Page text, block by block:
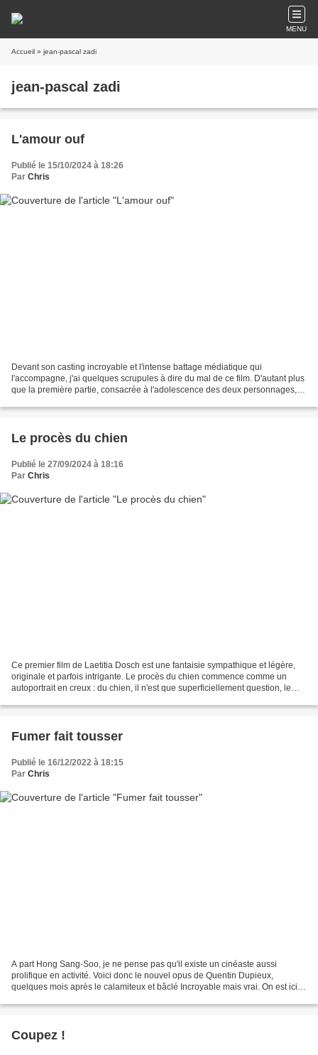
MENU
Accueil » jean-pascal zadi
jean-pascal zadi
L'amour ouf
Publié le 15/10/2024 à 18:26
Par Chris
Devant son casting incroyable et l'intense battage médiatique qui
l'accompagne, j'ai quelques scrupules à dire du mal de ce film. D'autant plus
que la première partie, consacrée à l'adolescence des deux personnages,
Le procès du chien
Publié le 27/09/2024 à 18:16
Par Chris
Ce premier film de Laetitia Dosch est une fantaisie sympathique et légère,
originale et parfois intrigante. Le procès du chien commence comme un
autoportrait en creux : du chien, il n'est que superficiellement question, le
Fumer fait tousser
Publié le 16/12/2022 à 18:15
Par Chris
A part Hong Sang-Soo, je ne pense pas qu'il existe un cinéaste aussi
prolifique en activité. Voici donc le nouvel opus de Quentin Dupieux,
quelques mois après le calamiteux et bâclé Incroyable mais vrai. On est ici
Coupez !